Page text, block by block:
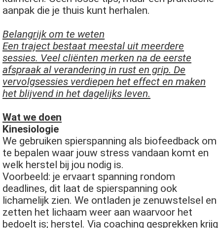
aanpak die je thuis kunt herhalen.
Belangrijk om te weten
Een traject bestaat meestal uit meerdere
sessies. Veel cliënten merken na de eerste
afspraak al verandering in rust en grip. De
vervolgsessies verdiepen het effect en maken
het blijvend in het dagelijks leven.
Wat we doen
Kinesiologie
We gebruiken spierspanning als biofeedback om
te bepalen waar jouw stress vandaan komt en
welk herstel bij jou nodig is.
Voorbeeld: je ervaart spanning rondom
deadlines, dit laat de spierspanning ook
lichamelijk zien. We ontladen je zenuwstelsel en
zetten het lichaam weer aan waarvoor het
bedoelt is; herstel. Via coaching gesprekken krijg